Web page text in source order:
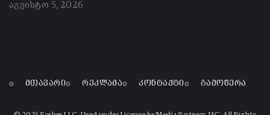
აგვისტო 5, 2026
მთავარი რეკლამა კონტაქტი გამოწერა